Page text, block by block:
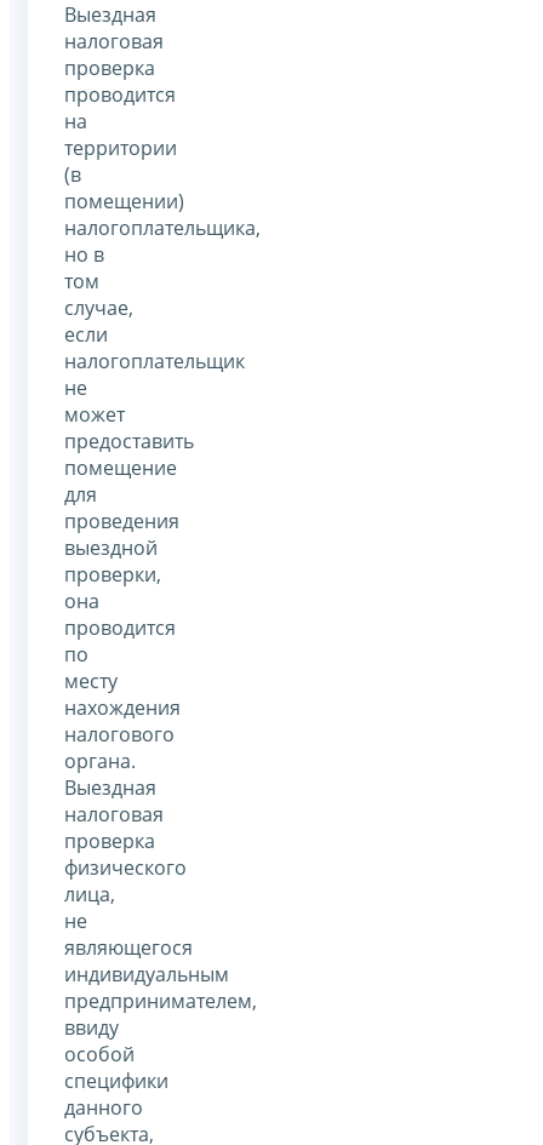
Выездная
налоговая
проверка
проводится
на
территории
(в
помещении)
налогоплательщика,
но в
том
случае,
если
налогоплательщик
не
может
предоставить
помещение
для
проведения
выездной
проверки,
она
проводится
по
месту
нахождения
налогового
органа.
Выездная
налоговая
проверка
физического
лица,
не
являющегося
индивидуальным
предпринимателем,
ввиду
особой
специфики
данного
субъекта,